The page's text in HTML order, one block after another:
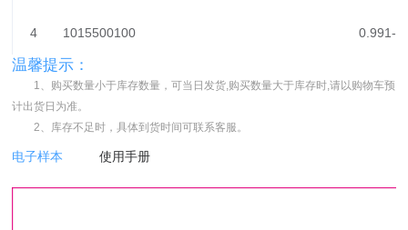
4 1015500100 0.991-1
温馨提示：
1、购买数量小于库存数量，可当日发货,购买数量大于库存时,请以购物车预
计出货日为准。
2、库存不足时，具体到货时间可联系客服。
电子样本 使用手册